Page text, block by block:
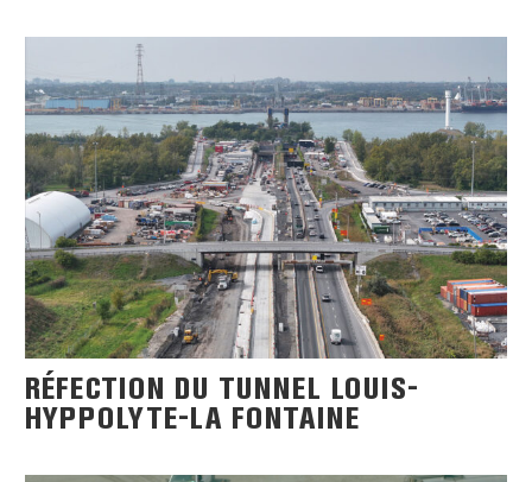
RÉFECTION DU TUNNEL LOUIS-
HYPPOLYTE-LA FONTAINE